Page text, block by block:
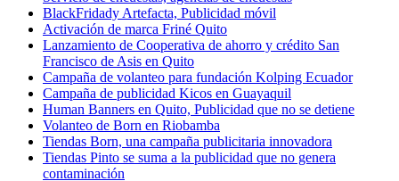
BlackFridady Artefacta, Publicidad móvil
Activación de marca Friné Quito
Lanzamiento de Cooperativa de ahorro y crédito San
Francisco de Asis en Quito
Campaña de volanteo para fundación Kolping Ecuador
Campaña de publicidad Kicos en Guayaquil
Human Banners en Quito, Publicidad que no se detiene
Volanteo de Born en Riobamba
Tiendas Born, una campaña publicitaria innovadora
Tiendas Pinto se suma a la publicidad que no genera
contaminación